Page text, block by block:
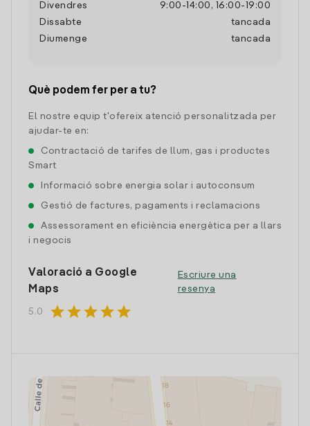
Divendres
9:00 - 14:00 , 16:00- 19:00
Dissabte
tancada
Diumenge
tancada
Què podem fer per a tu?
El nostre equip t'ofereix atenció personalitzada per
ajudar-te en:
Contractació de tarifes de llum, gas i productes
Smart
Informació sobre energia solar i autoconsum
Gestió de factures, pagaments i reclamacions
Assessorament en eficiència energètica per a llars
i negocis
Valoració a Google
Maps
5.0 starstarstarstarstar
Escriure una
resenya